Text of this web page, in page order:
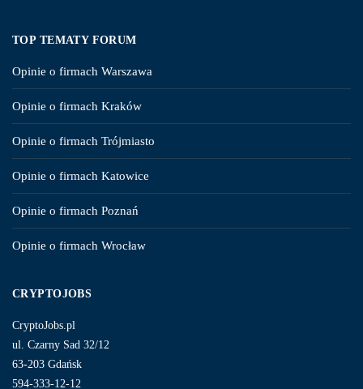
TOP TEMATY FORUM
Opinie o firmach Warszawa
Opinie o firmach Kraków
Opinie o firmach Trójmiasto
Opinie o firmach Katowice
Opinie o firmach Poznań
Opinie o firmach Wrocław
CRYPTOJOBS
CryptoJobs.pl
ul. Czarny Sad 32/12
63-203 Gdańsk
594-333-12-12